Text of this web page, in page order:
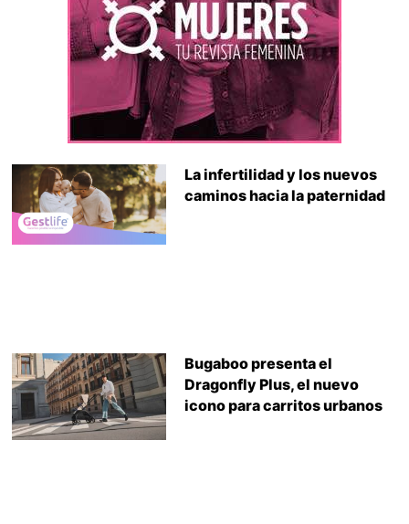
La infertilidad y los nuevos
caminos hacia la paternidad
Bugaboo presenta el
Dragonfly Plus, el nuevo
icono para carritos urbanos